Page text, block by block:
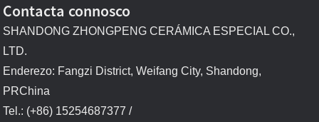
Contacta connosco
SHANDONG ZHONGPENG CERÁMICA ESPECIAL CO.,
LTD.
Enderezo: Fangzi District, Weifang City, Shandong,
PRChina
Tel.: (+86) 15254687377 /